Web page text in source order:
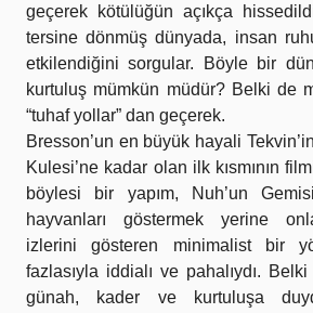
geçerek kötülüğün açıkça
tersine dönmüş dünyada, insan
etkilendiğini sorgular. Böyle bir
kurtuluş mümkün müdür? Belki de
“tuhaf yollar” dan geçerek.
Bresson’un en büyük hayali
Kulesi’ne kadar olan ilk kısmının
böylesi bir yapım, Nuh’un
hayvanları göstermek yerine
izlerini gösteren minimalist bir
fazlasıyla iddialı ve pahalıydı.
günah, kader ve kurtuluşa